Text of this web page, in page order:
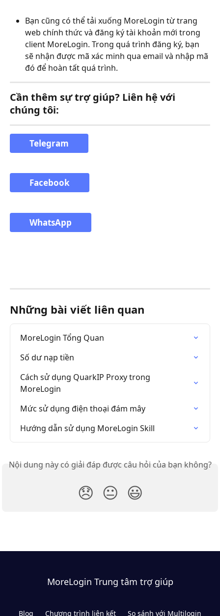
Bạn cũng có thể tải xuống MoreLogin từ trang
web chính thức và đăng ký tài khoản mới trong
client MoreLogin. Trong quá trình đăng ký, bạn
sẽ nhận được mã xác minh qua email và nhập mã
đó để hoàn tất quá trình.
Cần thêm sự trợ giúp? Liên hệ với
chúng tôi:
Telegram
Facebook
WhatsApp
Những bài viết liên quan
MoreLogin Tổng Quan
Số dư nạp tiền
Cách sử dụng QuarkIP Proxy trong
MoreLogin
Mức sử dụng điện thoại đám mây
Hướng dẫn sử dụng MoreLogin Skill
Nội dung này có giải đáp được câu hỏi của bạn không?
😞 😐 😃
MoreLogin Trung tâm trợ giúp
Blog Chương trình liên kết So sánh với Multilogin